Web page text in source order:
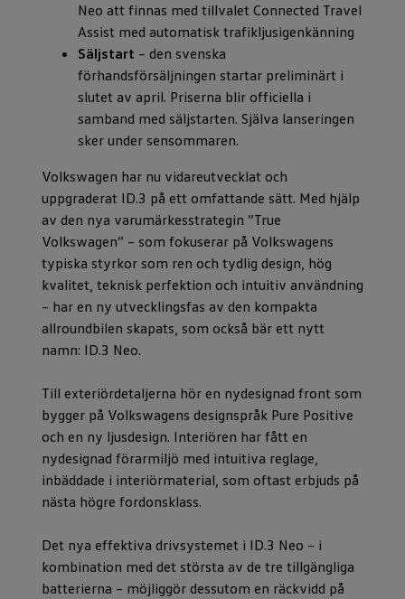
Neo att finnas med tillvalet Connected Travel
Assist med automatisk trafikljusigenkänning
Säljstart – den svenska
förhandsförsäljningen startar preliminärt i
slutet av april. Priserna blir officiella i
samband med säljstarten. Själva lanseringen
sker under sensommaren.
Volkswagen har nu vidareutvecklat och
uppgraderat ID.3 på ett omfattande sätt. Med hjälp
av den nya varumärkesstrategin ”True
Volkswagen” – som fokuserar på Volkswagens
typiska styrkor som ren och tydlig design, hög
kvalitet, teknisk perfektion och intuitiv användning
– har en ny utvecklingsfas av den kompakta
allroundbilen skapats, som också bär ett nytt
namn: ID.3 Neo.
Till exteriördetaljerna hör en nydesignad front som
bygger på Volkswagens designspråk Pure Positive
och en ny ljusdesign. Interiören har fått en
nydesignad förarmiljö med intuitiva reglage,
inbäddade i interiörmaterial, som oftast erbjuds på
nästa högre fordonsklass.
Det nya effektiva drivsystemet i ID.3 Neo – i
kombination med det största av de tre tillgängliga
batterierna – möjliggör dessutom en räckvidd på